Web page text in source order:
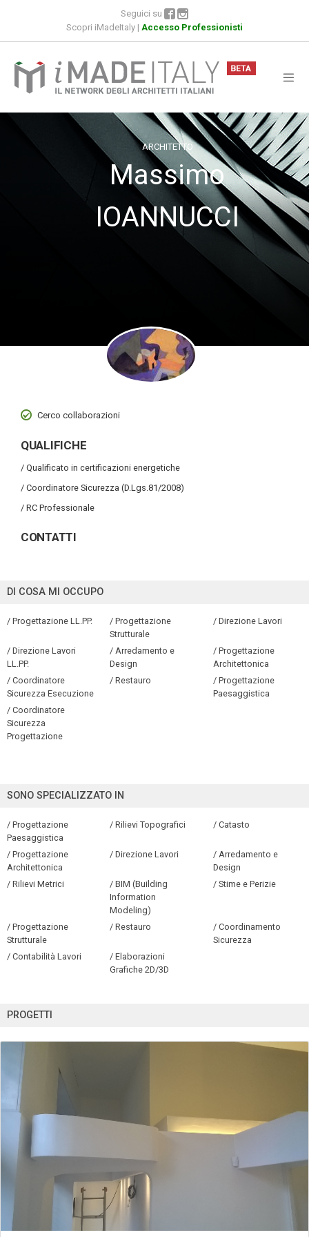
Seguici su
Scopri iMadeItaly | Accesso Professionisti
ARCHITETTO
Massimo
IOANNUCCI
Cerco collaborazioni
QUALIFICHE
/ Qualificato in certificazioni energetiche
/ Coordinatore Sicurezza (D.Lgs.81/2008)
/ RC Professionale
CONTATTI
DI COSA MI OCCUPO
/ Progettazione LL.PP.
/ Progettazione
Strutturale
/ Direzione Lavori
/ Direzione Lavori
LL.PP.
/ Arredamento e
Design
/ Progettazione
Architettonica
/ Coordinatore
Sicurezza Esecuzione
/ Restauro
/ Progettazione
Paesaggistica
/ Coordinatore
Sicurezza
Progettazione
SONO SPECIALIZZATO IN
/ Progettazione
Paesaggistica
/ Rilievi Topografici / Catasto
/ Progettazione
Architettonica
/ Direzione Lavori
/ Arredamento e
Design
/ Rilievi Metrici
/ BIM (Building
Information
Modeling)
/ Stime e Perizie
/ Progettazione
Strutturale
/ Restauro
/ Coordinamento
Sicurezza
/ Contabilità Lavori
/ Elaborazioni
Grafiche 2D/3D
PROGETTI